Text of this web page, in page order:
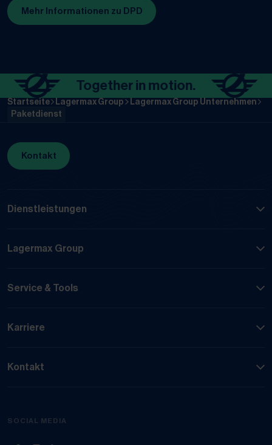
Mehr Informationen zu DPD
(Öffnet in neuem Tab)
Together in motion.
Startseite Lagermax Group
Lagermax Group Unternehmen
Paketdienst
Kontakt
Dienstleistungen
Lagermax Group
Service & Tools
Karriere
Kontakt
SOCIAL MEDIA